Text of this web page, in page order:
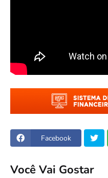
Facebook
Você Vai Gostar